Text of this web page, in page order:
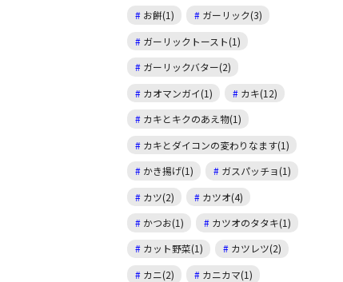
お餅(1)
ガーリック(3)
ガーリックトースト(1)
ガーリックバター(2)
カオマンガイ(1)
カキ(12)
カキとキクのあえ物(1)
カキとダイコンの変わりなます(1)
かき揚げ(1)
ガスパッチョ(1)
カツ(2)
カツオ(4)
かつお(1)
カツオのタタキ(1)
カット野菜(1)
カツレツ(2)
カニ(2)
カニカマ(1)